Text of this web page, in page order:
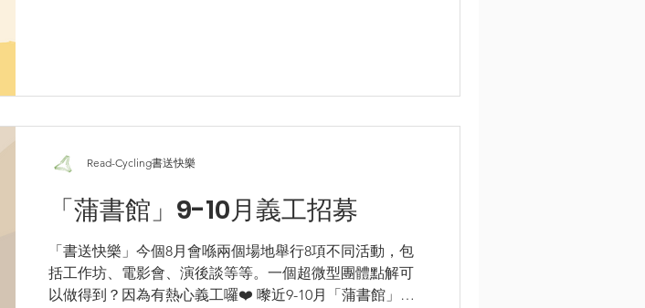
「蒲書館」9-10月義工招募
「書送快樂」今個8月會喺兩個場地舉行8項不同活動，包
括工作坊、電影會、演後談等等。一個超微型團體點解可
以做得到？因為有熱心義工囉❤️ 嚟近9-10月「蒲書館」繼
Read-Cycling書送快樂